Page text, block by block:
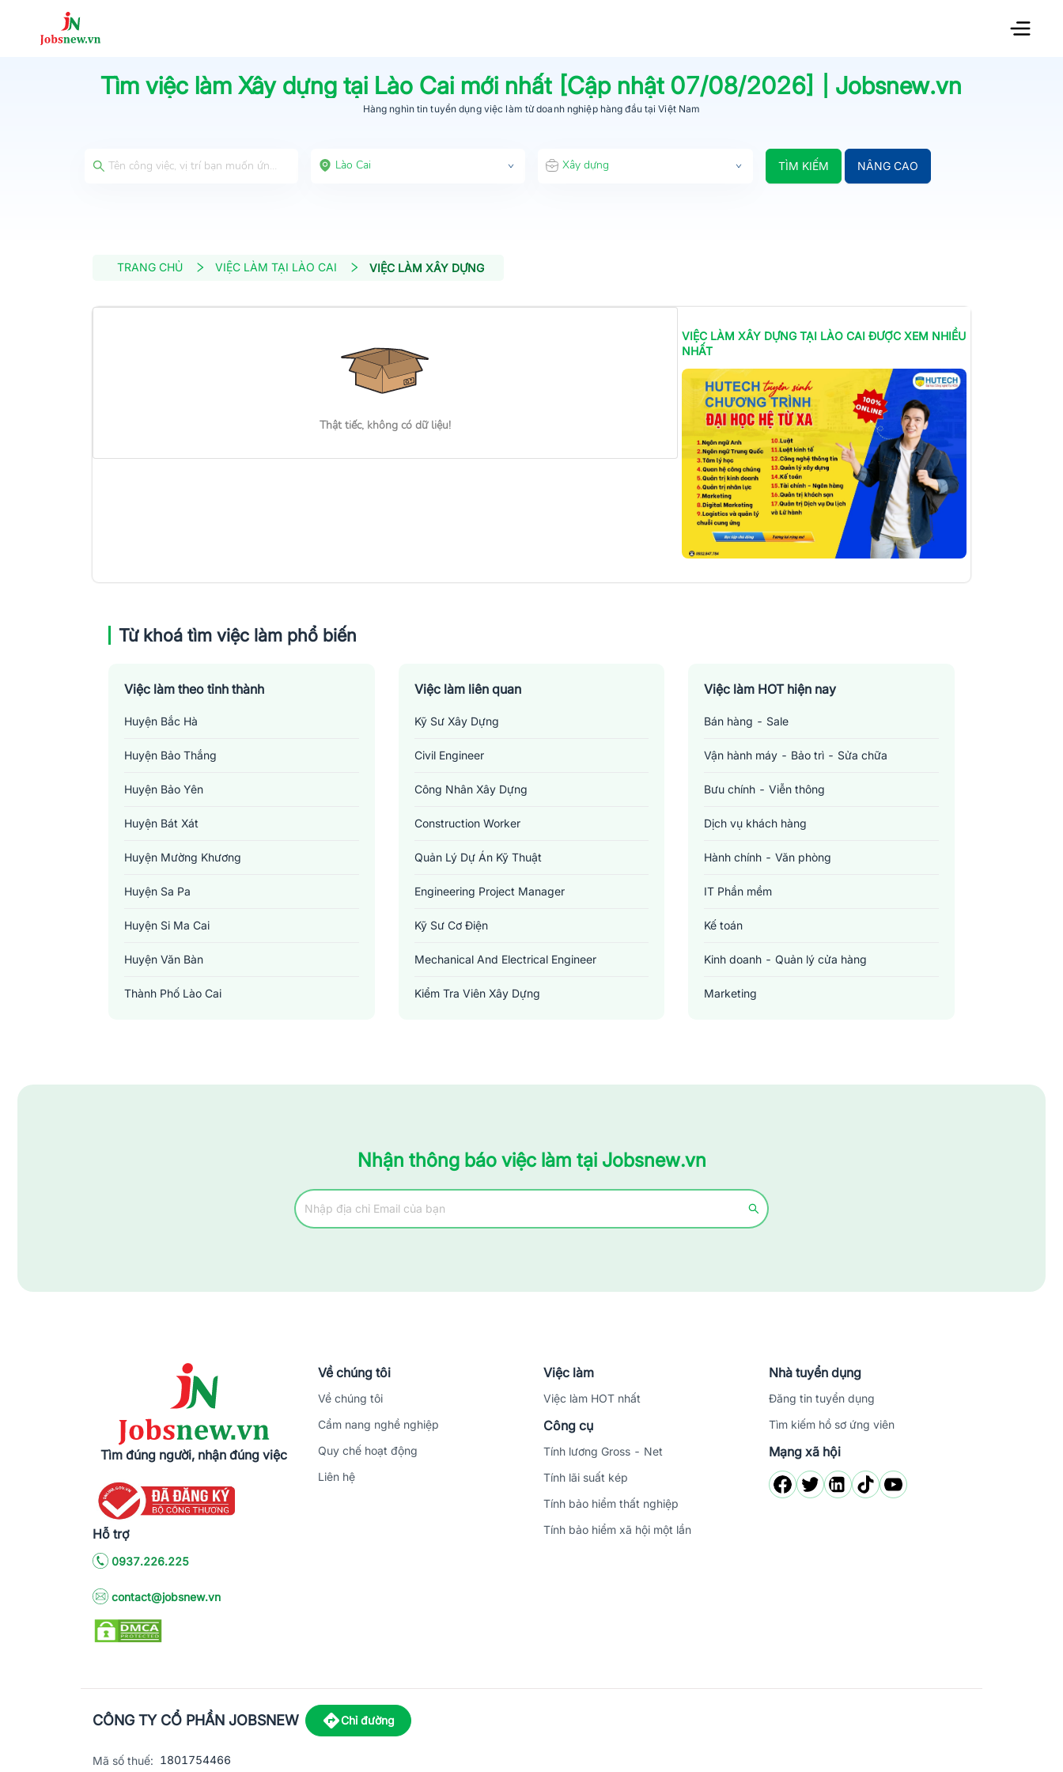
Tìm việc làmXây dựng tại Lào Cai mới nhất [Cập nhật 07/08/2026] | Jobsnew.vn
Hàng nghìn tin tuyển dụng việc làm từdoanh nghiệp hàng đầutại Việt Nam
Lào Cai Xây dựng TÌM KIẾM NÂNG CAO
TRANG CHỦ VIỆC LÀM TẠI LÀO CAI VIỆC LÀM XÂY DỰNG
Thật tiếc, không có dữ liệu!
VIỆC LÀM XÂY DỰNGTẠI LÀO CAI ĐƯỢC XEM NHIỀU
NHẤT
Từ khoá tìm việc làm phổ biến
Việc làm theo tỉnh thành
Huyện Bắc Hà
Huyện Bảo Thắng
Huyện Bảo Yên
Huyện Bát Xát
Huyện Mường Khương
Huyện Sa Pa
Huyện Si Ma Cai
Huyện Văn Bàn
Thành Phố Lào Cai
Việc làm liên quan
Kỹ Sư Xây Dựng
Civil Engineer
Công Nhân Xây Dựng
Construction Worker
Quản Lý Dự Án Kỹ Thuật
Engineering Project Manager
Kỹ Sư Cơ Điện
Mechanical And Electrical Engineer
Kiểm Tra Viên Xây Dựng
Việc làm HOT hiện nay
Bán hàng - Sale
Vận hành máy - Bảo trì - Sửa chữa
Bưu chính - Viễn thông
Dịch vụ khách hàng
Hành chính - Văn phòng
IT Phần mềm
Kế toán
Kinh doanh - Quản lý cửa hàng
Marketing
Nhận thông báo việc làm tại Jobsnew.vn
Tìm đúng người, nhận đúng việc
Hỗ trợ
0937.226.225
contact@jobsnew.vn
Về chúng tôi
Về chúng tôi
Cẩm nang nghề nghiệp
Quy chế hoạt động
Liên hệ
Việc làm
Việc làm HOT nhất
Công cụ
Tính lương Gross - Net
Tính lãi suất kép
Tính bảo hiểm thất nghiệp
Tính bảo hiểm xã hội một lần
Nhà tuyển dụng
Đăng tin tuyển dụng
Tìm kiếm hồ sơ ứng viên
Mạng xã hội
CÔNG TY CỔ PHẦN JOBSNEW Chỉ đường
Mã số thuế: 1801754466